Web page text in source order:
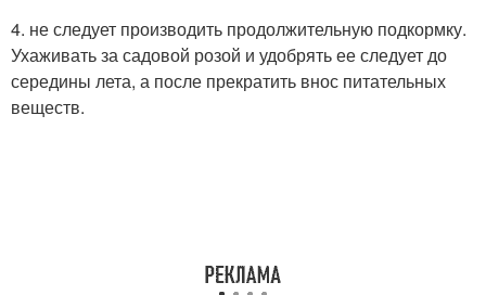
4. не следует производить продолжительную подкормку.
Ухаживать за садовой розой и удобрять ее следует до
середины лета, а после прекратить внос питательных
веществ.